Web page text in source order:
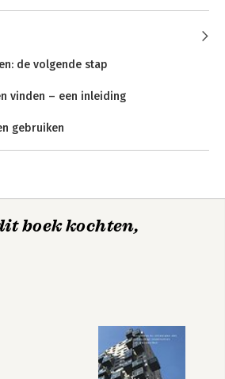
door Tom Rath
de volgende stap
vinden – een inleiding
gebruiken
boek kochten,